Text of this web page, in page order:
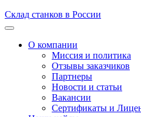
Склад станков в России
О компании
Миссия и политика
Отзывы заказчиков
Партнеры
Новости и статьи
Вакансии
Сертификаты и